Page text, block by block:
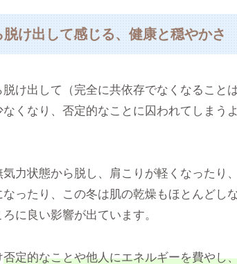
け出して感じる、健康と穏やかさ
け出して（完全に共依存でなくなること
くなり、否定的なことに囚われてしまう
力状態から脱し、肩こりが軽くなったり
なったり、この冬は肌の乾燥もほとんどし
に良い影響が出ています。
否定的なことや他人にエネルギーを費やし